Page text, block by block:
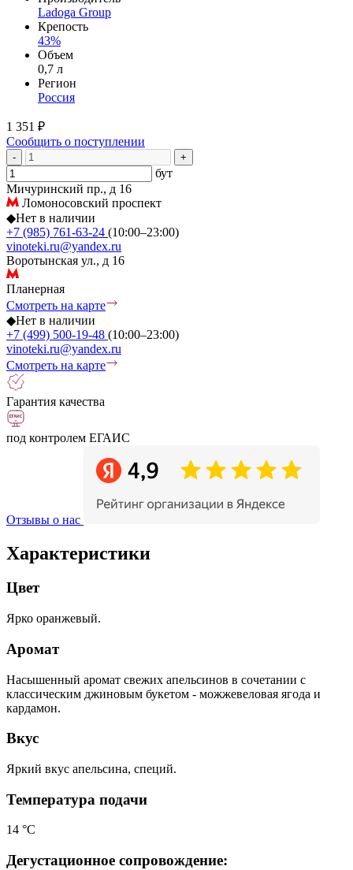
Ladoga Group
Крепость
43%
Объем
0,7 л
Регион
Россия
1 351 ₽
Сообщить о поступлении
- +
бут
Мичуринский пр., д 16
Ломоносовский проспект
◆Нет в наличии
+7 (985) 761-63-24 (10:00–23:00)
vinoteki.ru@yandex.ru
Воротынская ул., д 16
Планерная
Смотреть на карте
◆Нет в наличии
+7 (499) 500-19-48 (10:00–23:00)
vinoteki.ru@yandex.ru
Смотреть на карте
Гарантия качества
под контролем ЕГАИС
Отзывы о нас
Характеристики
Цвет
Ярко оранжевый.
Аромат
Насышенный аромат свежих апельсинов в сочетании с
классическим джиновым букетом - можжевеловая ягода и
кардамон.
Вкус
Яркий вкус апельсина, специй.
Температура подачи
14 °С
Дегустационное сопровождение: